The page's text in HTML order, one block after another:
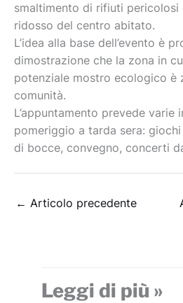
smaltimento di rifiuti pericolosi
ridosso del centro abitato.
L’idea alla base dell’evento è
dimostrazione che la zona in
potenziale mostro ecologico è
comunità.
L’appuntamento prevede varie
pomeriggio a tarda sera:
di bocce, convegno, concerti
← Articolo precedente
Leggi di più »